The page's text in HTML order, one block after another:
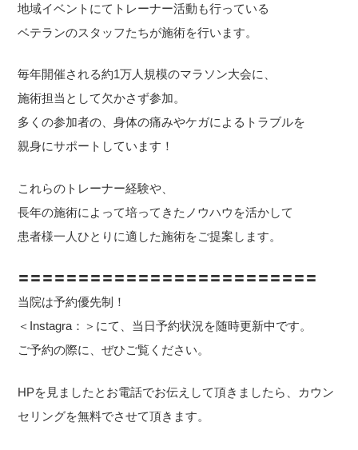
地域イベントにてトレーナー活動も行っている
ベテランのスタッフたちが施術を行います。
毎年開催される約1万人規模のマラソン大会に、
施術担当として欠かさず参加。
多くの参加者の、身体の痛みやケガによるトラブルを
親身にサポートしています！
これらのトレーナー経験や、
長年の施術によって培ってきたノウハウを活かして
患者様一人ひとりに適した施術をご提案します。
〓〓〓〓〓〓〓〓〓〓〓〓〓〓〓〓〓〓〓〓〓〓〓〓〓
当院は予約優先制！
＜Instagra：＞にて、当日予約状況を随時更新中です。
ご予約の際に、ぜひご覧ください。
HPを見ましたとお電話でお伝えして頂きましたら、カウン
セリングを無料でさせて頂きます。